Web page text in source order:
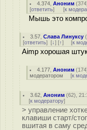
4.374 ,Аноним (374
[ответить] [к
Мышь это
3.57 ,Слава Линуксу (
[ответить] [↓] [↑] [к
Aimp хорошая
4.177 ,Аноним (174
модератором [к
3.62 ,Аноним (62),
[к модератору]
> управление
клавиши старт/
вшитая в саму